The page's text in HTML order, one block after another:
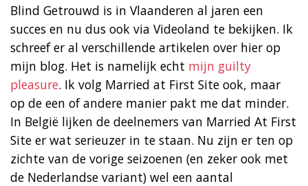
Blind Getrouwd is in Vlaanderen al jaren een
succes en nu dus ook via Videoland te bekijken. Ik
schreef er al verschillende artikelen over hier op
mijn blog. Het is namelijk echt mijn guilty
pleasure. Ik volg Married at First Site ook, maar
op de een of andere manier pakt me dat minder.
In België lijken de deelnemers van Married At First
Site er wat serieuzer in te staan. Nu zijn er ten op
zichte van de vorige seizoenen (en zeker ook met
de Nederlandse variant) wel een aantal